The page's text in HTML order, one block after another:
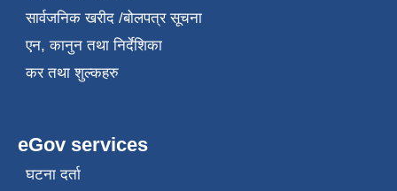
सार्वजनिक खरीद /बोलपत्र सूचना
एन, कानुन तथा निर्देशिका
कर तथा शुल्कहरु
eGov services
घटना दर्ता